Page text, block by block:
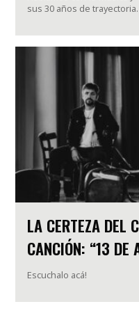
sus 30 años de trayectoria.
LA CERTEZA DEL
CANCIÓN: “13 DE
Escuchalo acá!